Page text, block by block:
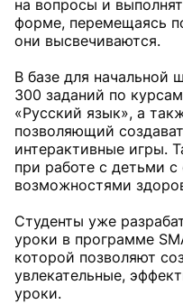
на вопросы и
форме, перемещаясь
они высвечиваются.
В базе для начальной
300 заданий по
«Русский язык», а
позволяющий
интерактивные игры.
при работе с детьми
возможностями
Студенты уже
уроки в программе
которой позволяют
увлекательные,
уроки.